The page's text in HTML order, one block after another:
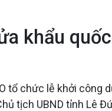
khẩu
chức lễ khởi công
tịch UBND tỉnh Lê